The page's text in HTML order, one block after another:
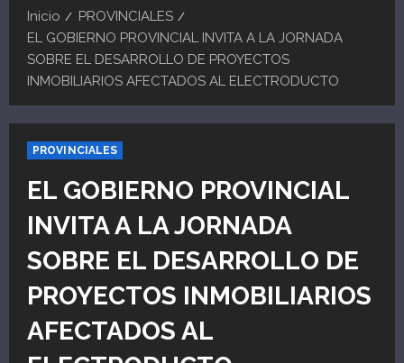
Inicio
PROVINCIALES
EL GOBIERNO PROVINCIAL INVITA A LA JORNADA
SOBRE EL DESARROLLO DE PROYECTOS
INMOBILIARIOS AFECTADOS AL ELECTRODUCTO
PROVINCIALES
EL GOBIERNO PROVINCIAL
INVITA A LA JORNADA
SOBRE EL DESARROLLO DE
PROYECTOS INMOBILIARIOS
AFECTADOS AL